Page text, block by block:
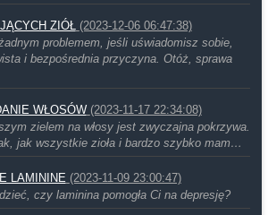
ZIÓŁ (2023-12-06 06:47:38)
problemem, jeśli uświadomisz sobie,
i bezpośrednia przyczyna. Otóż, sprawa
WŁOSÓW (2023-11-17 22:34:08)
zielem na włosy jest zwyczajna pokrzywa.
jak wszystkie zioła i bardzo szybko mam…
LAMININE (2023-11-09 23:00:47)
czy laminina pomogła Ci na depresję?